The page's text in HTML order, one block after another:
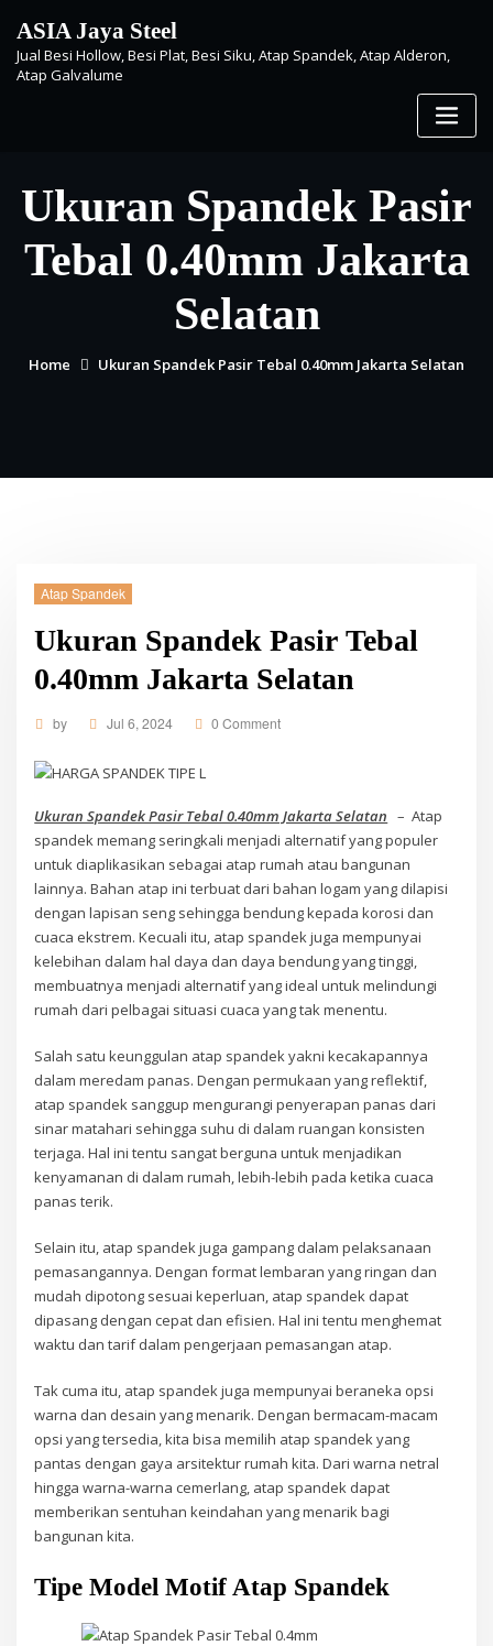
content
ASIA Jaya Steel
Jual Besi Hollow, Besi Plat, Besi Siku, Atap Spandek, Atap Alderon,
Atap Galvalume
Ukuran Spandek Pasir
Tebal 0.40mm Jakarta
Selatan
Home Ukuran Spandek Pasir Tebal 0.40mm Jakarta Selatan
Atap Spandek
Ukuran Spandek Pasir Tebal
0.40mm Jakarta Selatan
by Jul 6, 2024 0 Comment
Ukuran Spandek Pasir Tebal 0.40mm Jakarta Selatan – Atap
spandek memang seringkali menjadi alternatif yang populer
untuk diaplikasikan sebagai atap rumah atau bangunan
lainnya. Bahan atap ini terbuat dari bahan logam yang dilapisi
dengan lapisan seng sehingga bendung kepada korosi dan
cuaca ekstrem. Kecuali itu, atap spandek juga mempunyai
kelebihan dalam hal daya dan daya bendung yang tinggi,
membuatnya menjadi alternatif yang ideal untuk melindungi
rumah dari pelbagai situasi cuaca yang tak menentu.
Salah satu keunggulan atap spandek yakni kecakapannya
dalam meredam panas. Dengan permukaan yang reflektif,
atap spandek sanggup mengurangi penyerapan panas dari
sinar matahari sehingga suhu di dalam ruangan konsisten
terjaga. Hal ini tentu sangat berguna untuk menjadikan
kenyamanan di dalam rumah, lebih-lebih pada ketika cuaca
panas terik.
Selain itu, atap spandek juga gampang dalam pelaksanaan
pemasangannya. Dengan format lembaran yang ringan dan
mudah dipotong sesuai keperluan, atap spandek dapat
dipasang dengan cepat dan efisien. Hal ini tentu menghemat
waktu dan tarif dalam pengerjaan pemasangan atap.
Tak cuma itu, atap spandek juga mempunyai beraneka opsi
warna dan desain yang menarik. Dengan bermacam-macam
opsi yang tersedia, kita bisa memilih atap spandek yang
pantas dengan gaya arsitektur rumah kita. Dari warna netral
hingga warna-warna cemerlang, atap spandek dapat
memberikan sentuhan keindahan yang menarik bagi
bangunan kita.
Tipe Model Motif Atap Spandek